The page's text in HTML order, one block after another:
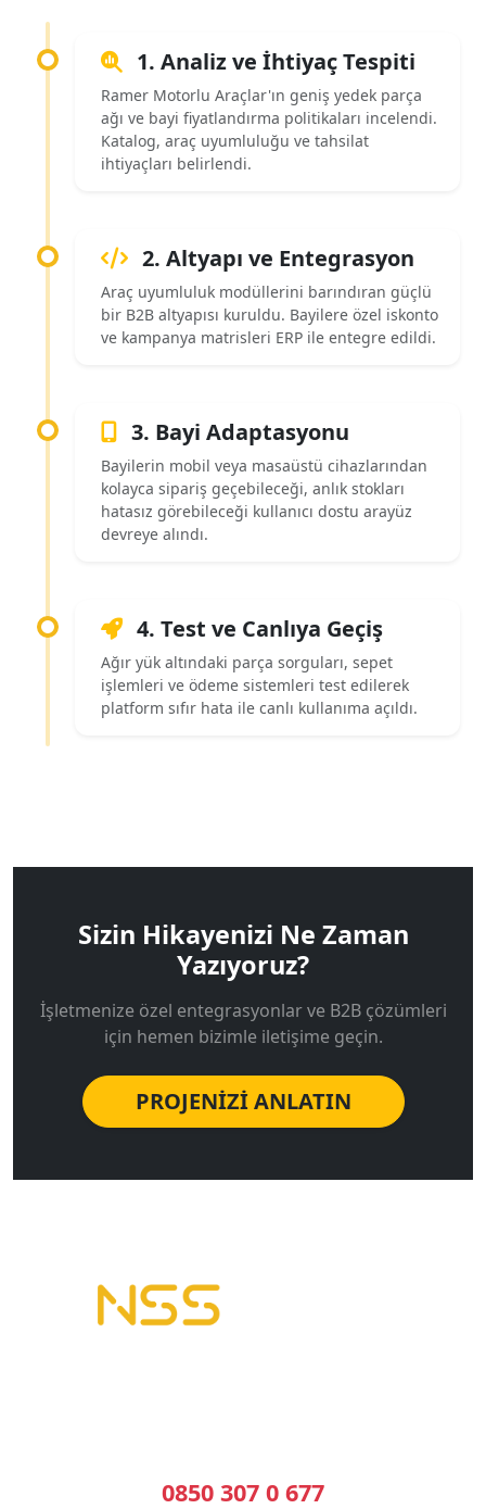
1. Analiz ve İhtiyaç Tespiti
Ramer Motorlu Araçlar'ın geniş yedek parça
ağı ve bayi fiyatlandırma politikaları incelendi.
Katalog, araç uyumluluğu ve tahsilat
ihtiyaçları belirlendi.
2. Altyapı ve Entegrasyon
Araç uyumluluk modüllerini barındıran güçlü
bir B2B altyapısı kuruldu. Bayilere özel iskonto
ve kampanya matrisleri ERP ile entegre edildi.
3. Bayi Adaptasyonu
Bayilerin mobil veya masaüstü cihazlarından
kolayca sipariş geçebileceği, anlık stokları
hatasız görebileceği kullanıcı dostu arayüz
devreye alındı.
4. Test ve Canlıya Geçiş
Ağır yük altındaki parça sorguları, sepet
işlemleri ve ödeme sistemleri test edilerek
platform sıfır hata ile canlı kullanıma açıldı.
Sizin Hikayenizi Ne Zaman
Yazıyoruz?
İşletmenize özel entegrasyonlar ve B2B çözümleri
için hemen bizimle iletişime geçin.
PROJENİZİ ANLATIN
0850 307 0 677